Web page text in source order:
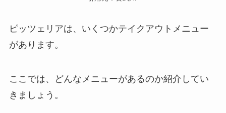
ピッツェリアは、いくつかテイクアウトメニュー
があります。
ここでは、どんなメニューがあるのか紹介してい
きましょう。